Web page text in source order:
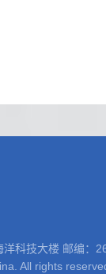
科技大楼 邮编
All rights